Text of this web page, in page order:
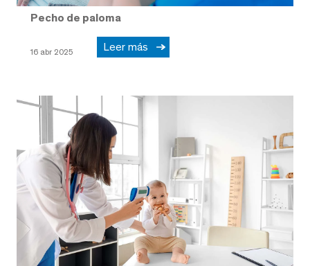
Pecho de paloma
16 abr 2025 Leer más